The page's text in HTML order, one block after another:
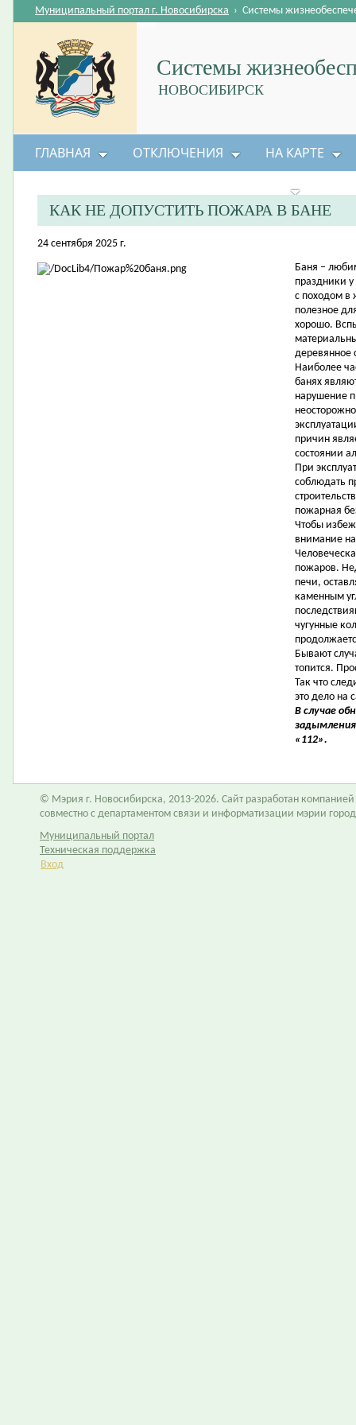
Системы
НОВОСИБИРСК
Муниципальный портал г. Новосибирска › Системы
ГЛАВНАЯ ОТКЛЮЧЕНИЯ НА КАРТЕ
КАК НЕ ДОПУСТИТЬ ПОЖАРА В БАНЕ
24 сентября 2025 г.
Баня –
праздники
с походом в
полезное
хорошо.
деревянное
Наиболее
банях
нарушение
причин
состоянии
При
соблюдать
пожарная
Чтобы
внимание
пожаров.
печи,
каменным
чугунные
Бывают
топится.
Так что
это дело на
В случае
«112».
© Мэрия г. Новосибирска, 2013-2026. Сайт разработан компанией
совместно с департаментом связи и информатизации мэрии
Муниципальный портал
Техническая поддержка
Вход